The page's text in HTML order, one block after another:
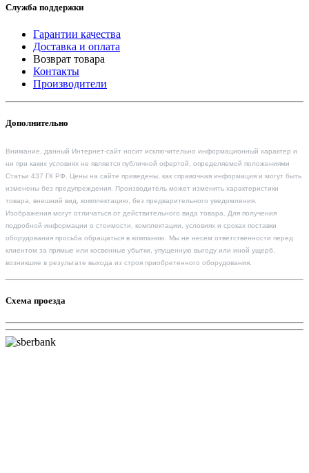
Служба поддержки
Гарантии качества
Доставка и оплата
Возврат товара
Контакты
Производители
Дополнительно
Внимание, данный Интернет-сайт носит исключительно информационный характер и
ни при каких условиях не является публичной офертой, определяемой положениями
Статьи 437 ГК РФ. Цены на сайте приведены, как справочная информация и могут быть
изменены без предупреждения. Производитель может изменить характеристики
товара, внешний вид, комплектацию, без предварительного уведомления.
Изображения могут отличаться от действительного вида товара. Для получения
подробной информации о стоимости, комплектации, условиях и сроках поставки
оборудования просьба обращаться в компанию. Мы не несем ответственности перед
клиентом за прямые или косвенные убытки, упущенную выгоду или иной ущерб,
возникшие в результате выхода из строя приобретенного оборудования.
Схема проезда